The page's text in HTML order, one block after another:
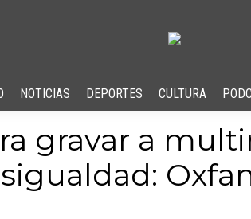
NOTICIAS DEPORTES CULTURA
gravar a